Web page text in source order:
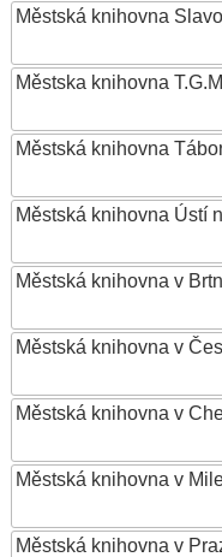
Městská knihovna
Městska knihovna
Městská knihovna
Městská knihovna Ústí
Městská knihovna v
Městská knihovna v
Městská knihovna v
Městská knihovna v
Městská knihovna v